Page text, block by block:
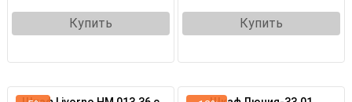
Купить Купить